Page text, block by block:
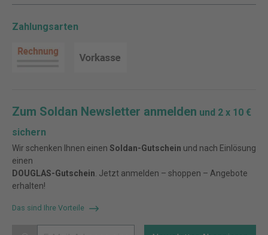
Zahlungsarten
Zum Soldan Newsletter anmelden und 2 x 10 €
sichern
Wir schenken Ihnen einen Soldan-Gutschein und nach Einlösung
einen
DOUGLAS-Gutschein . Jetzt anmelden – shoppen – Angebote
erhalten!
Das sind Ihre Vorteile